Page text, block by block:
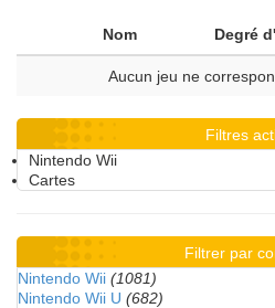
Nom Degré
Aucun jeu ne
Filtres
Nintendo Wii
Cartes
Filtrer par
Nintendo Wii (1081)
Nintendo Wii U (682)